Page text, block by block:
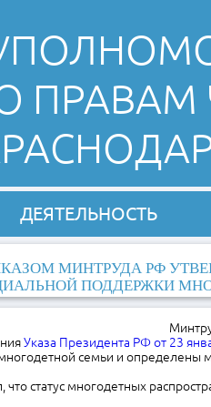
ПРАВАМ
ДЕЯТЕЛЬНОСТЬ
МИНТРУДА РФ
ПОДДЕРЖКИ
Указа Президента РФ от 23
многодетной семьи и определены
статус многодетных